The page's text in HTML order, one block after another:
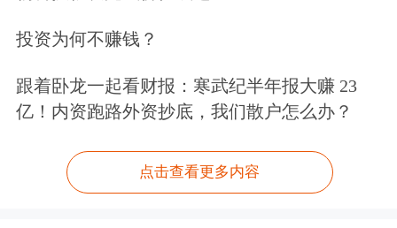
投资为何不赚钱？
跟着卧龙一起看财报：寒武纪半年报大赚 23
亿！内资跑路外资抄底，我们散户怎么办？
点击查看更多内容